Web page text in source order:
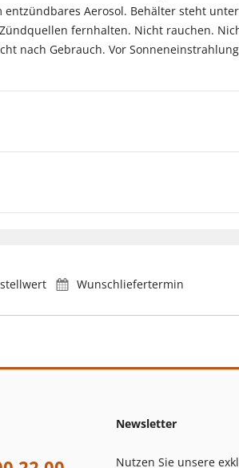
Aerosol. Behälter steht
fernhalten. Nicht rauchen.
nach Gebrauch. Vor
Wunschliefertermin
Newsletter
Nutzen Sie unsere